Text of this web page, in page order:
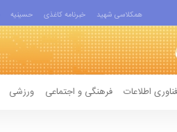
همکلاسی شهید خبرنامه کاغذی حسینیه
فناوری اطلاعات فرهنگی و اجتماعی ورزشی